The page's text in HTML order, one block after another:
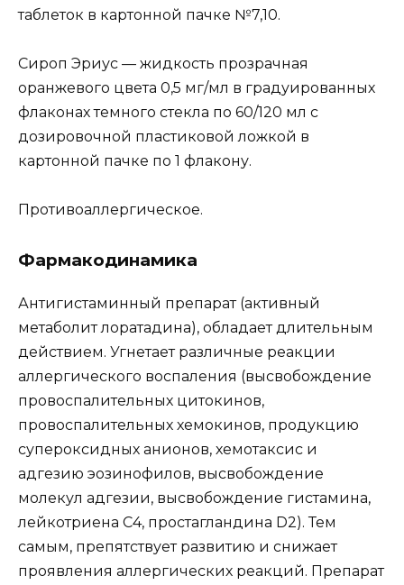
таблеток в картонной пачке №7,10.
Сироп Эриус — жидкость прозрачная
оранжевого цвета 0,5 мг/мл в градуированных
флаконах темного стекла по 60/120 мл с
дозировочной пластиковой ложкой в
картонной пачке по 1 флакону.
Противоаллергическое.
Фармакодинамика
Антигистаминный препарат (активный
метаболит лоратадина), обладает длительным
действием. Угнетает различные реакции
аллергического воспаления (высвобождение
провоспалительных цитокинов,
провоспалительных хемокинов, продукцию
супероксидных анионов, хемотаксис и
адгезию эозинофилов, высвобождение
молекул адгезии, высвобождение гистамина,
лейкотриена С4, простагландина D2). Тем
самым, препятствует развитию и снижает
проявления аллергических реакций. Препарат